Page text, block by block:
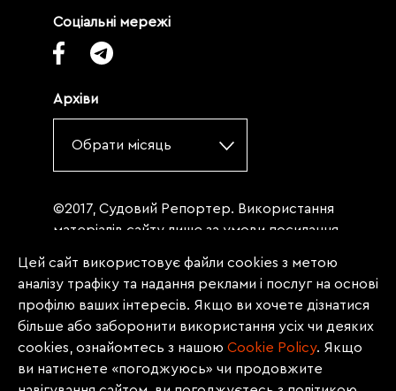
Соціальні мережі
Архіви
Обрати місяць
©2017, Судовий Репортер. Використання
матеріалів сайту лише за умови посилання
«Судовий репортер» не нижче третього
абзацу. Матеріали, щодо яких міститься
заборона на повну републікацію
(передрук, копіювання, відтворення або
інше використання), заборонено
передруковувати без згоди редакції.
Цей сайт використовує файли cookies з метою
аналізу трафіку та надання реклами і послуг на основі
профілю ваших інтересів. Якщо ви хочете дізнатися
більше або заборонити використання усіх чи деяких
cookies, ознайомтесь з нашою Сookie Policy. Якщо
ви натиснете «погоджуюсь» чи продовжите